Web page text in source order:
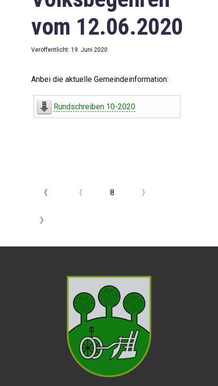
vom 12.06.2020
Veröffentlicht: 19. Juni 2020
Anbei die aktuelle Gemeindeinformation:
Rundschreiben 10-2020
《 〈 8 〉
》